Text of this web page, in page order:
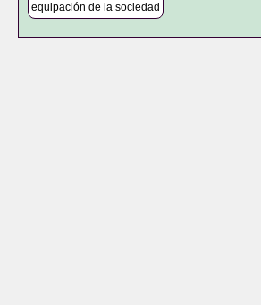
equipación de la sociedad